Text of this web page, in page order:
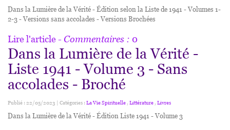
Dans la Lumière de la Vérité - Édition selon la Liste de 1941 - Volumes 1-
2-3 - Versions sans accolades - Versions Brochées
Lire l'article- Commentaires : 0
Dans la Lumière de la Vérité -
Liste 1941 - Volume 3 - Sans
accolades - Broché
Publié : 22/05/2023 | Catégories : La Vie Spirituelle , Littérature , Livres
Dans la Lumière de la Vérité - Édition Liste 1941 - Volume 3